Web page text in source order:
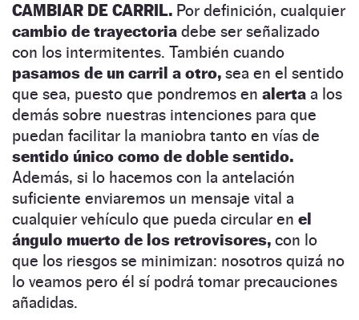
CAMBIAR DE CARRIL. Por definición, cualquier
cambio de trayectoria debe ser señalizado
con los intermitentes. También cuando
pasamos de un carril a otro, sea en el sentido
que sea, puesto que pondremos en alerta a los
demás sobre nuestras intenciones para que
puedan facilitar la maniobra tanto en vías de
sentido único como de doble sentido.
Además, si lo hacemos con la antelación
suficiente enviaremos un mensaje vital a
cualquier vehículo que pueda circular en el
ángulo muerto de los retrovisores, con lo
que los riesgos se minimizan: nosotros quizá no
lo veamos pero él sí podrá tomar precauciones
añadidas.